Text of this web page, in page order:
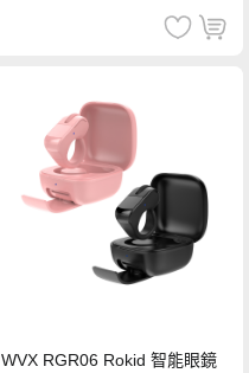
WVX RGR06 Rokid 智能眼鏡